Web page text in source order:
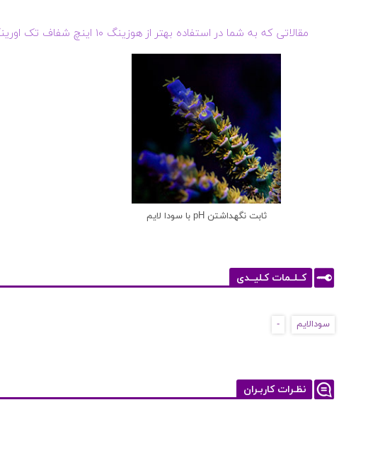
مقالاتی که به شما در استفاده بهتر از هوزینگ ۱۰ اینچ شفاف تک اورینگ کمک می کند
ثابت نگهداشتن pH با سودا لایم
کــلــمات کـلیــدی
سودالایم -
نظـرات کاربـران